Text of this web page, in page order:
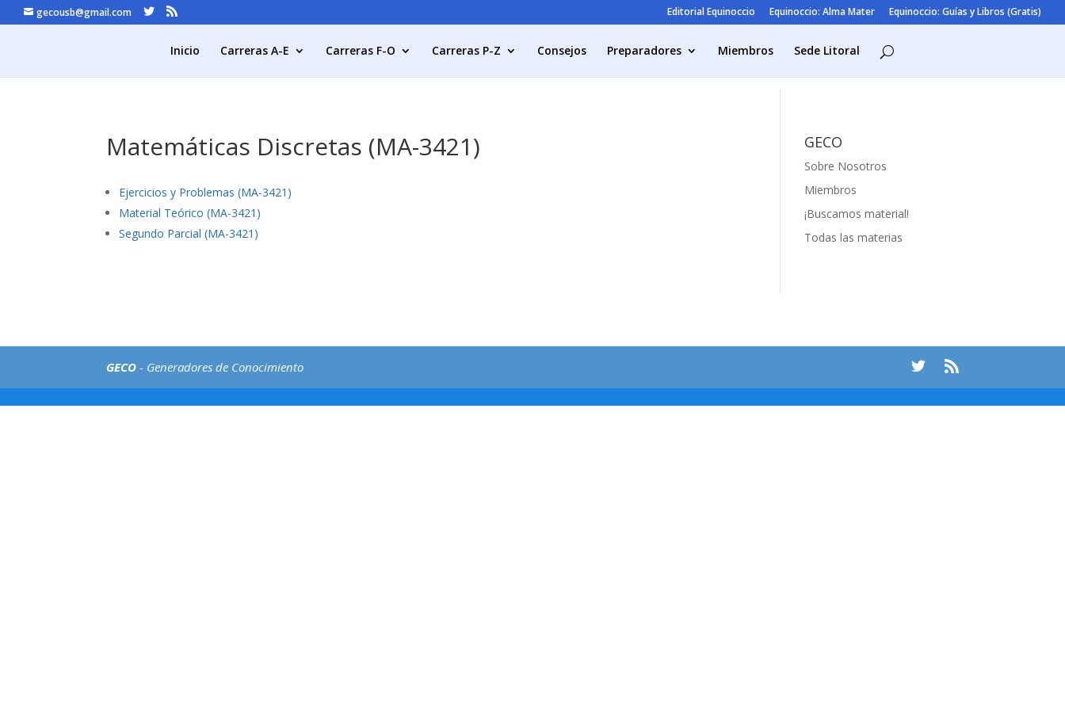
gecousb@gmail.com Editorial Equinoccio Equinoccio: Alma Mater Equinoccio: Guías y Libros (Gratis)
Inicio Carreras A-E Carreras F-O Carreras P-Z Consejos Preparadores Miembros Sede Litoral
Matemáticas Discretas (MA-3421)
Ejercicios y Problemas (MA-3421)
Material Teórico (MA-3421)
Segundo Parcial (MA-3421)
GECO
Sobre Nosotros
Miembros
¡Buscamos material!
Todas las materias
GECO - Generadores de Conocimiento